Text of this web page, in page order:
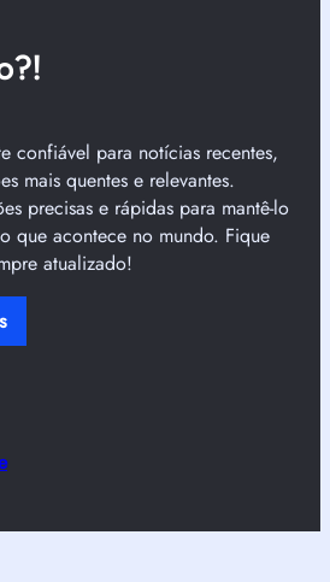
confiável para notícias recentes,
mais quentes e relevantes.
precisas e rápidas para mantê-lo
que acontece no mundo. Fique
atualizado!